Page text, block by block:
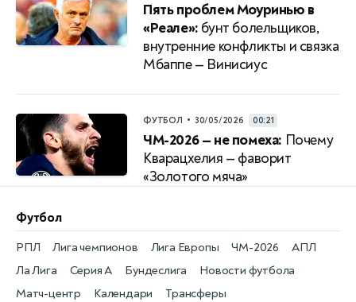
Пять проблем Моуринью в
«Реале»: бунт болельщиков,
внутренние конфликты и связка
Мбаппе — Винисиус
ФУТБОЛ • 30/05/2026 00:21
ЧМ-2026 — не помеха: Почему
Кварацхелия — фаворит
«Золотого мяча»
Футбол
Новости футбола
РПЛ
Матч-центр
Лига чемпионов
Календари
Лига Европы
Трансферы
ЧМ-2026 АПЛ
Ла Лига Серия А Бундеслига